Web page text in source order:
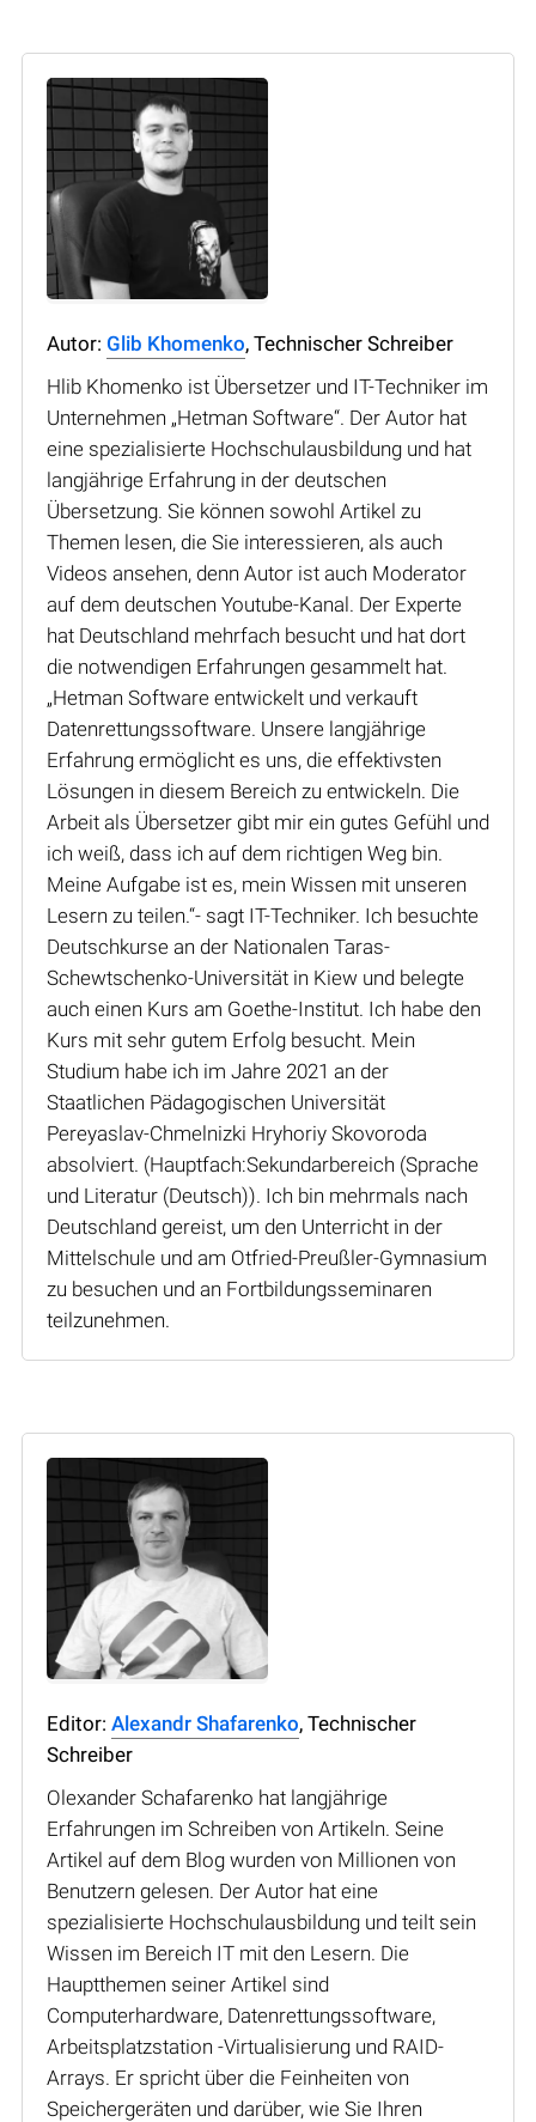
Autor: Glib Khomenko, Technischer Schreiber
Hlib Khomenko ist Übersetzer und IT-Techniker im
Unternehmen „Hetman Software“. Der Autor hat
eine spezialisierte Hochschulausbildung und hat
langjährige Erfahrung in der deutschen
Übersetzung. Sie können sowohl Artikel zu
Themen lesen, die Sie interessieren, als auch
Videos ansehen, denn Autor ist auch Moderator
auf dem deutschen Youtube-Kanal. Der Experte
hat Deutschland mehrfach besucht und hat dort
die notwendigen Erfahrungen gesammelt hat.
„Hetman Software entwickelt und verkauft
Datenrettungssoftware. Unsere langjährige
Erfahrung ermöglicht es uns, die effektivsten
Lösungen in diesem Bereich zu entwickeln. Die
Arbeit als Übersetzer gibt mir ein gutes Gefühl und
ich weiß, dass ich auf dem richtigen Weg bin.
Meine Aufgabe ist es, mein Wissen mit unseren
Lesern zu teilen.“- sagt IT-Techniker. Ich besuchte
Deutschkurse an der Nationalen Taras-
Schewtschenko-Universität in Kiew und belegte
auch einen Kurs am Goethe-Institut. Ich habe den
Kurs mit sehr gutem Erfolg besucht. Mein
Studium habe ich im Jahre 2021 an der
Staatlichen Pädagogischen Universität
Pereyaslav-Chmelnizki Hryhoriy Skovoroda
absolviert. (Hauptfach:Sekundarbereich (Sprache
und Literatur (Deutsch)). Ich bin mehrmals nach
Deutschland gereist, um den Unterricht in der
Mittelschule und am Otfried-Preußler-Gymnasium
zu besuchen und an Fortbildungsseminaren
teilzunehmen.
Editor: Alexandr Shafarenko, Technischer
Schreiber
Olexander Schafarenko hat langjährige
Erfahrungen im Schreiben von Artikeln. Seine
Artikel auf dem Blog wurden von Millionen von
Benutzern gelesen. Der Autor hat eine
spezialisierte Hochschulausbildung und teilt sein
Wissen im Bereich IT mit den Lesern. Die
Hauptthemen seiner Artikel sind
Computerhardware, Datenrettungssoftware,
Arbeitsplatzstation -Virtualisierung und RAID-
Arrays. Er spricht über die Feinheiten von
Speichergeräten und darüber, wie Sie Ihren